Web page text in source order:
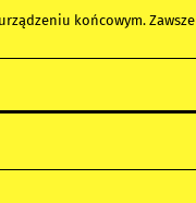
końcowym.